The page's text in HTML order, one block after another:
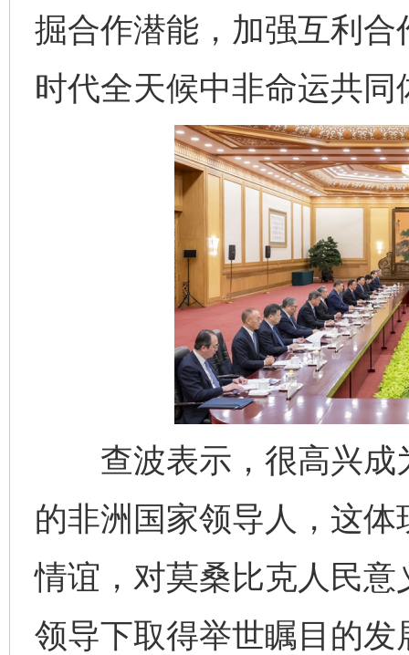
掘合作潜能，加强互利
时代全天候中非命运共同
查波表示，很高兴成
的非洲国家领导人，这
情谊，对莫桑比克人民
领导下取得举世瞩目的